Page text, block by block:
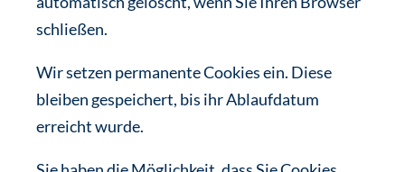
schließen.
Wir setzen permanente Cookies ein. Diese
bleiben gespeichert, bis ihr Ablaufdatum
erreicht wurde.